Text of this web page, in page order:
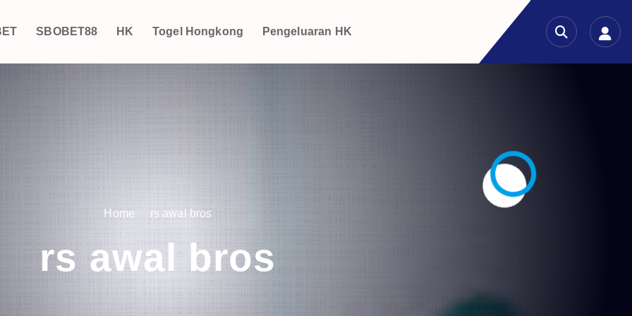
SBOBET88 HK Togel Hongkong Pengeluaran HK
Home rs awal bros
rs awal bros